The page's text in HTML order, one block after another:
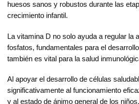
huesos sanos y robustos durante las
crecimiento infantil.
La vitamina D no solo ayuda a regular la
fosfatos, fundamentales para el
también es vital para la salud
Al apoyar el desarrollo de células
significativamente al funcionamiento
y al estado de ánimo general de los